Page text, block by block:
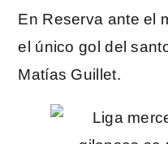
En Reserva ante el
el único gol del
Matías Guillet.